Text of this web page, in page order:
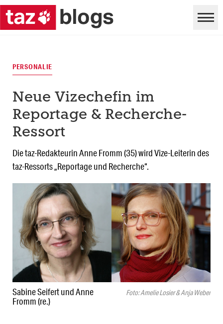
Sabine Seifert und Anne
Fromm (re.)
Foto: Amelie Losier & Anja Weber
PERSONALIE
Neue Vizechefin im
Reportage & Recherche-
Ressort
Die taz-Redakteurin Anne Fromm (35) wird Vize-Leiterin des
taz-Ressorts „Reportage und Recherche“.